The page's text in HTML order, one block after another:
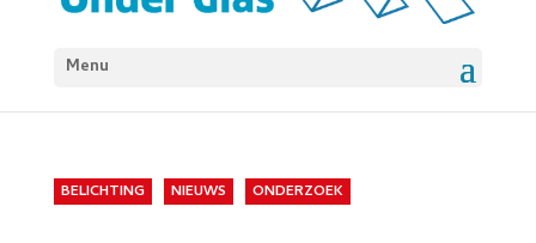
Menu
BELICHTING NIEUWS ONDERZOEK